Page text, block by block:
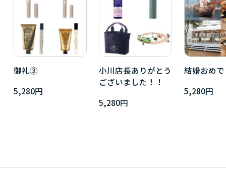
御礼③
5,280円
小川店長ありがとう
ございました！！
5,280円
結婚おめ
5,280円